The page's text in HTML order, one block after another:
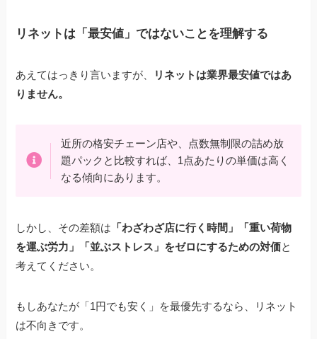
リネットは「最安値」ではないことを理解する
あえてはっきり言いますが、
リネットは業界最安値ではあ
りません。
近所の格安チェーン店や、点数無制限の詰め放
題パックと比較すれば、1点あたりの単価は高く
なる傾向にあります。
しかし、その差額は 「わざわざ店に行く時間」「重い荷物
を運ぶ労力」「並ぶストレス」をゼロにするための対価と
考えてください。
もしあなたが「1円でも安く」を最優先するなら、リネット
は不向きです。